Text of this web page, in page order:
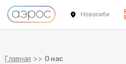
Новосибирск
Главная О нас